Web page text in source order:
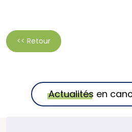
<< Retour
Actualités en